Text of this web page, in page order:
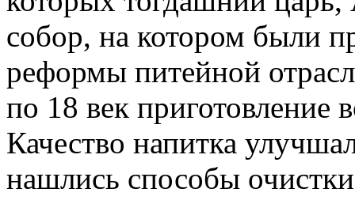
собор, на котором были
реформы питейной
по 18 век приготовление
Качество напитка
нашлись способы